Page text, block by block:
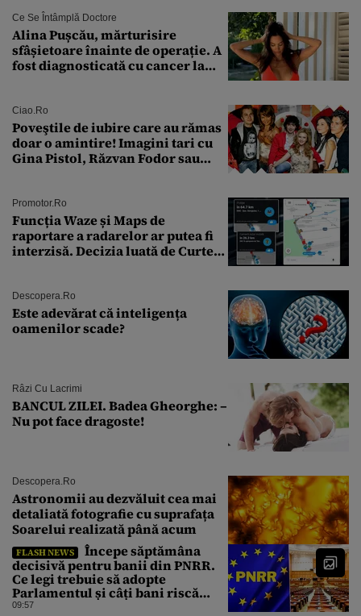
Ce Se Întâmplă Doctore
Alina Pușcău, mărturisire
sfâșietoare înainte de operație. A
fost diagnosticată cu cancer la
îmi salvez viața”
Ciao.ro
Poveştile de iubire care au rămas
doar o amintire! Imagini tari cu
Gina Pistol, Răzvan Fodor sau
Promotor.ro
Funcția Waze și Maps de
raportare a radarelor ar putea fi
interzisă. Decizia luată de Curtea
Descopera.ro
Este adevărat că inteligența
oamenilor scade?
Râzi Cu Lacrimi
BANCUL ZILEI. Badea Gheorghe: –
Nu pot face dragoste!
Descopera.ro
Astronomii au dezvăluit cea mai
detaliată fotografie cu suprafața
Soarelui realizată până acum
FLASH NEWS
Începe săptămâna
decisivă pentru banii din PNRR.
Ce legi trebuie să adopte
Parlamentul și câți bani riscă
România să piardă
09:57